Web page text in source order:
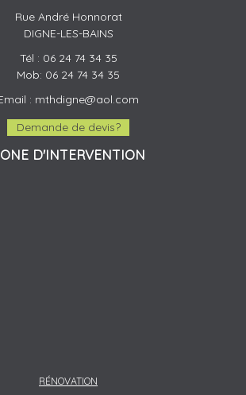
Rue André Honnorat
DIGNE-LES-BAINS
Tél : 06 24 74 34 35
Mob: 06 24 74 34 35
: mthdigne@aol.com
Demande de devis?
D'INTERVENTION
RÉNOVATION